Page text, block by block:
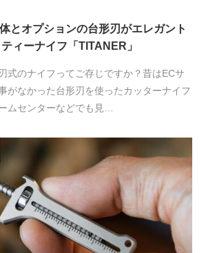
とオプションの台形刃がエレガント
ィーナイフ「TITANER」
式のナイフってご存じですか？昔はECサ
がなかった台形刃を使ったカッターナイフ
ムセンターなどでも見…